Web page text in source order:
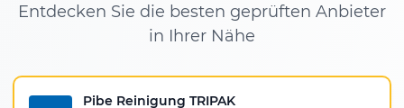
Entdecken Sie die besten geprüften Anbieter
in Ihrer Nähe
Pibe Reinigung TRIPAK